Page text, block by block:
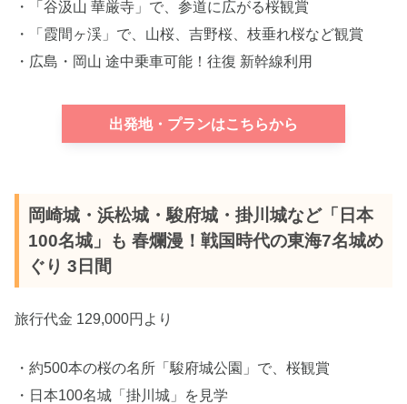
・「谷汲山 華厳寺」で、参道に広がる桜観賞
・「霞間ヶ渓」で、山桜、吉野桜、枝垂れ桜など観賞
・広島・岡山 途中乗車可能！往復 新幹線利用
出発地・プランはこちらから
岡崎城・浜松城・駿府城・掛川城など「日本
100名城」も 春爛漫！戦国時代の東海7名城め
ぐり 3日間
旅行代金 129,000円より
・約500本の桜の名所「駿府城公園」で、桜観賞
・日本100名城「掛川城」を見学